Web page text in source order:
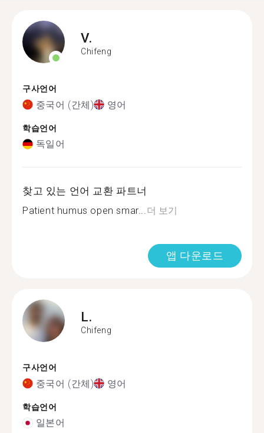
V.
Chifeng
구사언어
중국어 (간체) 영어
학습언어
독일어
찾고 있는 언어 교환 파트너
Patient humus open smar...더 보기
앱 다운로드
L.
Chifeng
구사언어
중국어 (간체) 영어
학습언어
일본어